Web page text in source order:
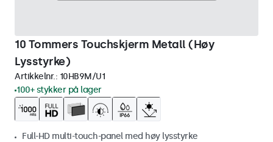
10 Tommers Touchskjerm Metall (Høy
Lysstyrke)
Artikkelnr.: 10HB9M/U1
100+ stykker på lager
Full-HD multi-touch-panel med høy lysstyrke